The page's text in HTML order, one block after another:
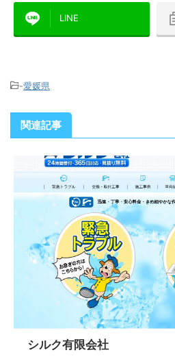
LINE
-愛媛県
関連記事
シルク有限会社